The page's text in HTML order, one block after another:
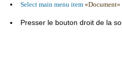
Select main menu item «Document»
Presser le bouton droit de la